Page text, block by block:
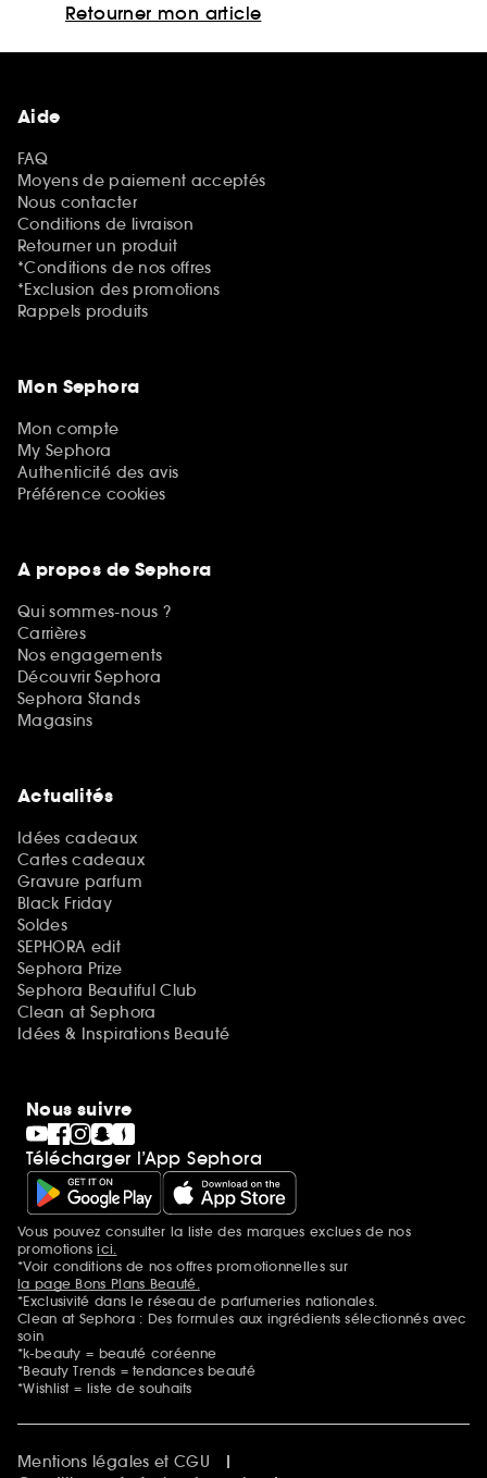
Retourner mon article
Aide
FAQ
Moyens de paiement acceptés
Nous contacter
Conditions de livraison
Retourner un produit
*Conditions de nos offres
*Exclusion des promotions
Rappels produits
Mon Sephora
Mon compte
My Sephora
Authenticité des avis
Préférence cookies
A propos de Sephora
Qui sommes-nous ?
Carrières
Nos engagements
Découvrir Sephora
Sephora Stands
Magasins
Actualités
Idées cadeaux
Cartes cadeaux
Gravure parfum
Black Friday
Soldes
SEPHORA edit
Sephora Prize
Sephora Beautiful Club
Clean at Sephora
Idées & Inspirations Beauté
Nous suivre
Télécharger l’App Sephora
Mentions additionnelles
Vous pouvez consulter la liste des marques exclues de nos
promotionsici.
*Voir conditions de nos offres promotionnelles sur
la page Bons Plans Beauté.
*Exclusivité dans le réseau de parfumeries nationales.
Clean at Sephora : Des formules aux ingrédients sélectionnés avec
soin
*k-beauty = beauté coréenne
*Beauty Trends = tendances beauté
*Wishlist = liste de souhaits
Mentions légales et CGU